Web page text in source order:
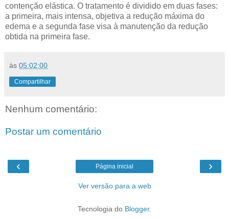
contenção elástica. O tratamento é dividido em duas fases:
a primeira, mais intensa, objetiva a redução máxima do
edema e a segunda fase visa à manutenção da redução
obtida na primeira fase.
às 05:02:00
Compartilhar
Nenhum comentário:
Postar um comentário
‹ ›
Página inicial
Ver versão para a web
Tecnologia do Blogger.